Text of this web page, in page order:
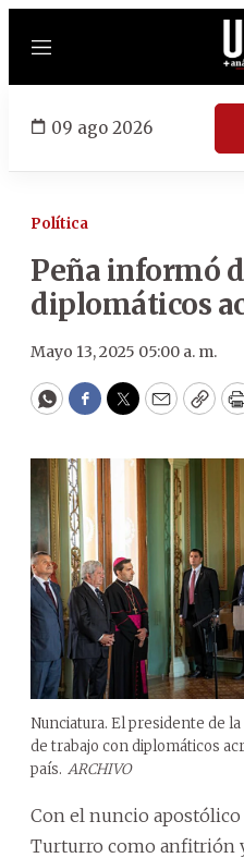
Menú
09 ago 2026
Política
Peña informó
diplomáticos
Mayo 13, 2025 05:00 a. m.
WhatsApp
Facebook
Twitter
Email
Nunciatura. El presidente de
de trabajo con diplomáticos
país. ARCHIVO
Con el nuncio
Turturro como anfitrión